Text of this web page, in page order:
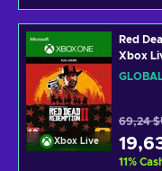
Xbox Live
Red
Xbox
69,24
11%